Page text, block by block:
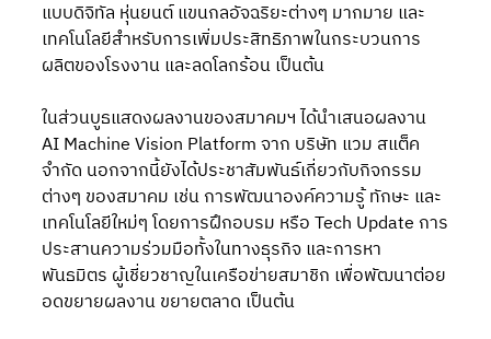
แบบดิจิทัล หุ่นยนต์ แขนกลอัจฉริยะต่างๆ มากมาย และ
เทคโนโลยีสำหรับการเพิ่มประสิทธิภาพในกระบวนการ
ผลิตของโรงงาน และลดโลกร้อน เป็นต้น
ในส่วนบูธแสดงผลงานของสมาคมฯ ได้นำเสนอผลงาน
AI Machine Vision Platform จาก บริษัท แวม สแต็ค
จำกัด นอกจากนี้ยังได้ประชาสัมพันธ์เกี่ยวกับกิจกรรม
ต่างๆ ของสมาคม เช่น การพัฒนาองค์ความรู้ ทักษะ และ
เทคโนโลยีใหม่ๆ โดยการฝึกอบรม หรือ Tech Update การ
ประสานความร่วมมือทั้งในทางธุรกิจ และการหา
พันธมิตร ผู้เชี่ยวชาญในเครือข่ายสมาชิก เพื่อพัฒนาต่อย
อดขยายผลงาน ขยายตลาด เป็นต้น